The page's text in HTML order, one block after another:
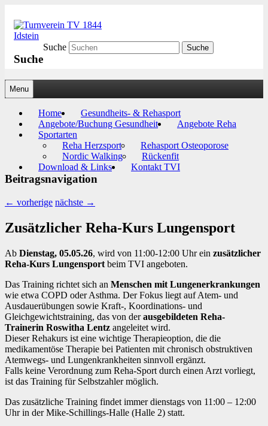
Turnverein TV 1844 Idstein
Suche
Suche
Menu
Hauptmenü
Home
Gesundheits- & Rehasport
Angebote/Buchung Gesundheit
Angebote Reha
Sportarten
Reha Herzsport
Rehasport Osteoporose
Nordic Walking
Rückenfit
Download & Links
Kontakt TVI
Untermenü
Beitragsnavigation
← vorherige nächste →
Zusätzlicher Reha-Kurs Lungensport
Ab Dienstag, 05.05.26, wird von 11:00-12:00 Uhr ein zusätzlicher
Reha-Kurs Lungensport beim TVI angeboten.
Das Training richtet sich an Menschen mit Lungenerkrankungen
wie etwa COPD oder Asthma. Der Fokus liegt auf Atem- und
Ausdauerübungen sowie Kraft-, Koordinations- und
Gleichgewichtstraining, das von derausgebildeten Reha-
Trainerin Roswitha Lentz angeleitet wird.
Dieser Rehakurs ist eine wichtige Therapieoption, die die
medikamentöse Therapie bei Patienten mit chronisch obstruktiven
Atemwegs- und Lungenkrankheiten sinnvoll ergänzt.
Falls keine Verordnung zum Reha-Sport durch einen Arzt vorliegt,
ist das Training für Selbstzahler möglich.
Das zusätzliche Training findet immer dienstags von 11:00 – 12:00
Uhr in der Mike-Schillings-Halle (Halle 2) statt.